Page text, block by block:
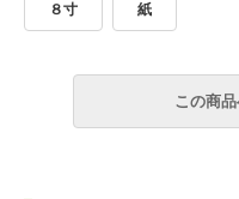
８寸 紙